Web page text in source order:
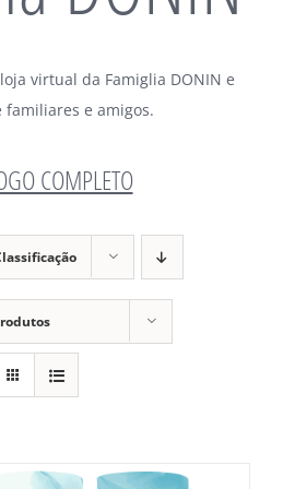
virtual da Famiglia DONIN e
familiares e amigos.
COMPLETO